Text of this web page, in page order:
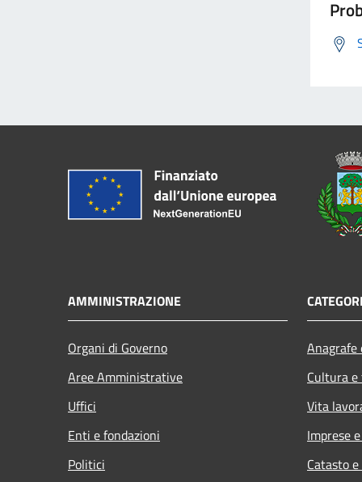
AMMINISTRAZIONE
Organi di Governo
Aree Amministrative
Uffici
Enti e fondazioni
Politici
Cultura
Vita
Imprese
Catasto